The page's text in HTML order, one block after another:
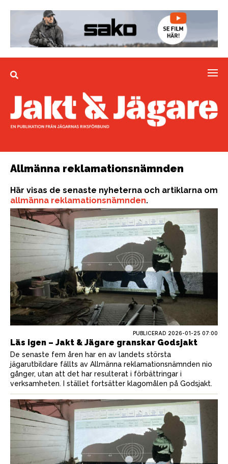
Allmänna reklamationsnämnden
Här visas de senaste nyheterna och artiklarna om
allmänna reklamationsnämnden.
PUBLICERAD 2026-01-25 07:00
Läs igen – Jakt & Jägare granskar Godsjakt
De senaste fem åren har en av landets största
jägarutbildare fällts av Allmänna reklamationsnämnden nio
gånger, utan att det har resulterat i förbättringar i
verksamheten. I stället fortsätter klagomålen på Godsjakt.